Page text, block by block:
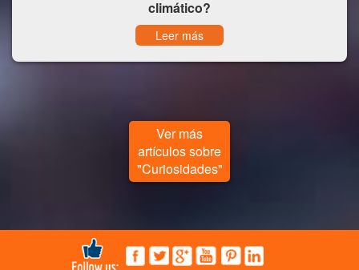
climático?
Leer más
Ver más
artículos sobre
"Curiosidades"